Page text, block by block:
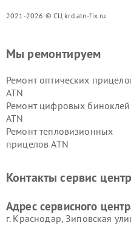
2021-2026 © СЦ krd.atn-fix.ru
Мы ремонтируем
Ремонт оптических
ATN
Ремонт цифровых биноклей
ATN
Ремонт тепловизионных
прицелов ATN
Контакты сервис
Адрес сервисного
г. Краснодар, Зиповская